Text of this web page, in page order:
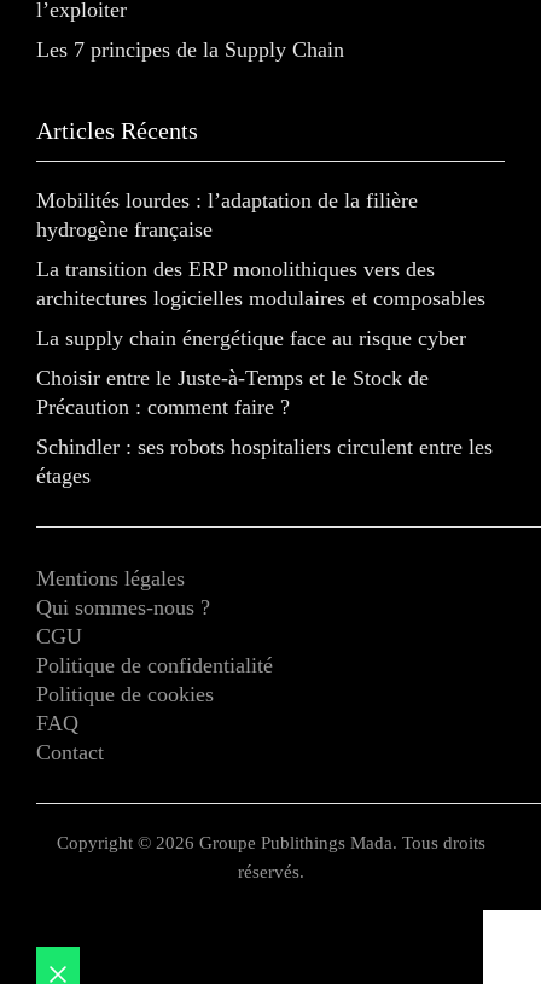
l’exploiter
Les 7 principes de la Supply Chain
Articles Récents
Mobilités lourdes : l’adaptation de la filière
hydrogène française
La transition des ERP monolithiques vers des
architectures logicielles modulaires et composables
La supply chain énergétique face au risque cyber
Choisir entre le Juste-à-Temps et le Stock de
Précaution : comment faire ?
Schindler : ses robots hospitaliers circulent entre les
étages
Mentions légales
Qui sommes-nous ?
CGU
Politique de confidentialité
Politique de cookies
FAQ
Contact
Copyright © 2026 Groupe Publithings Mada. Tous droits
réservés.